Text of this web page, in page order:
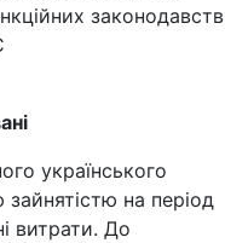
законодавств
українського
на період
витрати. До